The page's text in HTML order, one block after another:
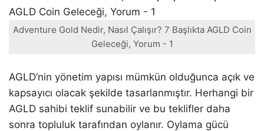
Adventure Gold Nedir, Nasıl Çalışır? 7 Başlıkta AGLD Coin
Geleceği, Yorum - 1
AGLD’nin yönetim yapısı mümkün olduğunca açık ve
kapsayıcı olacak şekilde tasarlanmıştır. Herhangi bir
AGLD sahibi teklif sunabilir ve bu teklifler daha
sonra topluluk tarafından oylanır. Oylama gücü